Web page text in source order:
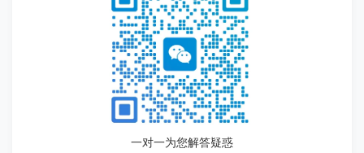
一对一为您解答疑惑